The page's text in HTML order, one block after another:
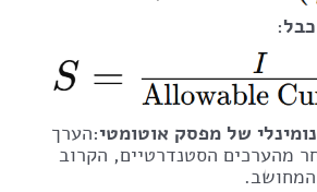
:
של מפסק אוטומטי:הערך
מהערכים הסטנדרטיים, הקרוב